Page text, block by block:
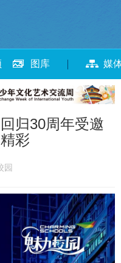
图库 媒
归30周年受邀
彩
园